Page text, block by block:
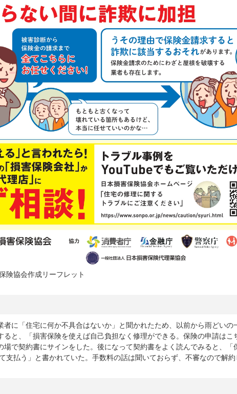
険協会作成リーフレット
者に「住宅に何か不具合はないか」と聞かれたため、以前から雨どいの
ると、「損害保険を使えば自己負担なく修理ができる。保険の申請はこ
場で契約書にサインをした。後になって契約書をよく読んでみると、「
支払う」と書かれていた。手数料の話は聞いておらず、不審なので解約